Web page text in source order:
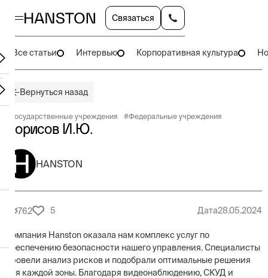
Связаться
Все статьи Интервью Корпоративная культура
Вернуться назад
Борисов И.Ю.
Государственные учреждения #Федеральные учреждения
HANSTON
762 5 Дата28.05.2024
Компания Hanston оказала нам комплекс услуг по
обеспечению безопасности нашего управления. Специалисты
провели анализ рисков и подобрали оптимальные решения
для каждой зоны. Благодаря видеонаблюдению, СКУД и